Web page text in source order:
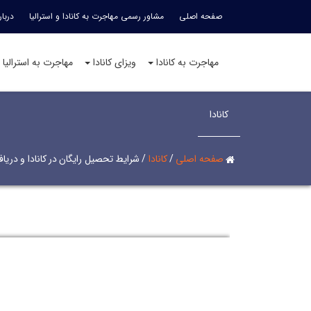
صفحه اصلی مشاور رسمی مهاجرت به کانادا و استرالیا
مهاجرت به کانادا ویزای کانادا مهاجرت به استرالیا
کانادا
صفحه اصلی/کانادا/شرایط تحصیل رایگان در کانادا و